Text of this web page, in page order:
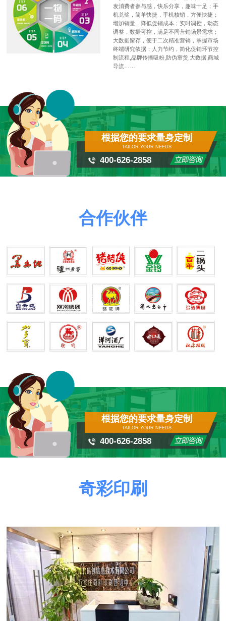
发消费者参与感，快乐分享，趣味十足；手
机兑奖，简单快捷，手机核销，方便快捷；
增加销量，降低促销成本；实时调控，动态
调整，数据可控，满足不同营销场景需求；
大数据留存，便于二次精准营销，掌握市场
终端研究依据；人力节约，简化促销环节控
制流程,品牌传播吸粉,防伪窜货,大数据,商城
导流……
根据您的要求量身定制
TAILOR YOUR NEEDS
400-626-2858
合作伙伴
根据您的要求量身定制
TAILOR YOUR NEEDS
400-626-2858
奇彩印刷